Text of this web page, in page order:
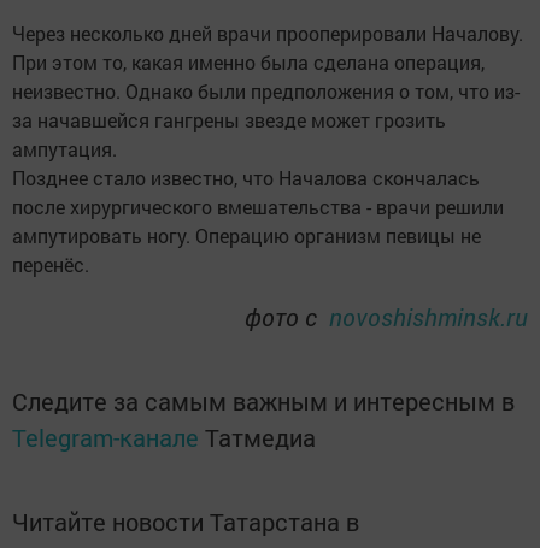
Через несколько дней врачи прооперировали Началову.
При этом то, какая именно была сделана операция,
неизвестно. Однако были предположения о том, что из-
за начавшейся гангрены звезде может грозить
ампутация.
Позднее стало известно, что Началова скончалась
после хирургического вмешательства - врачи решили
ампутировать ногу. Операцию организм певицы не
перенёс.
фото с novoshishminsk.ru
Следите за самым важным и интересным в
Telegram-канале Татмедиа
Читайте новости Татарстана в